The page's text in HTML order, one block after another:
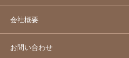
会社概要
お問い合わせ